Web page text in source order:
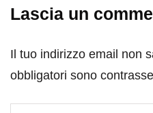
Lascia un
Il tuo indirizzo email non
obbligatori sono